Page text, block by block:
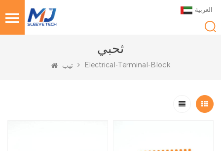
العربية
ثحبي
تيب Electrical-Terminal-Block